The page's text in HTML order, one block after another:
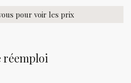
réemploi
pour voir les prix